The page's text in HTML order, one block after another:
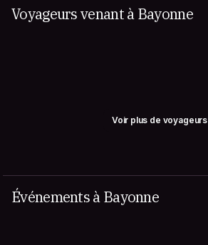
Voyageurs venant à Bayonne
Voir plus de voyageurs
Événements à Bayonne